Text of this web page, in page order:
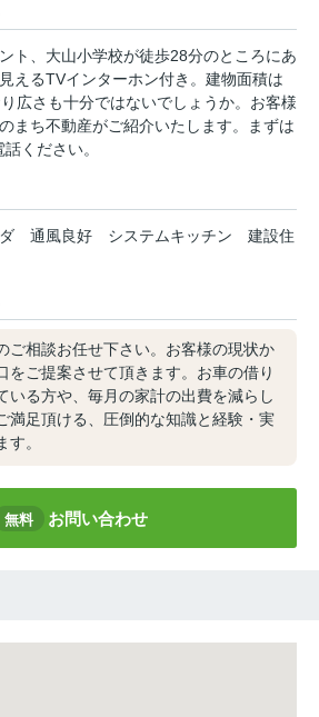
ト、大山小学校が徒歩28分のところにあ
えるTVインターホン付き。建物面積は
広さも十分ではないでしょうか。お客様
まち不動産がご紹介いたします。まずは
ください。
通風良好 システムキッチン
建設住
ご相談お任せ下さい。お客様の現状か
をご提案させて頂きます。お車の借り
いる方や、毎月の家計の出費を減らし
満足頂ける、圧倒的な知識と経験・実
す。
無料 お問い合わせ